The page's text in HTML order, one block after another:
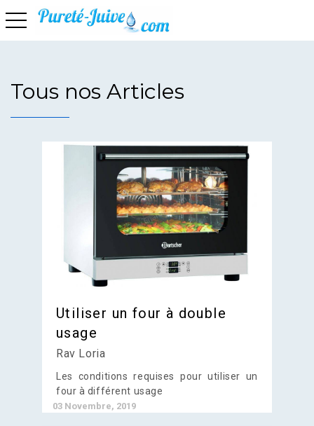
basculer la navigation
Tous nos Articles
Utiliser un four à double
usage
Rav Loria
Les conditions requises pour utiliser un
four à différent usage
03 Novembre, 2019